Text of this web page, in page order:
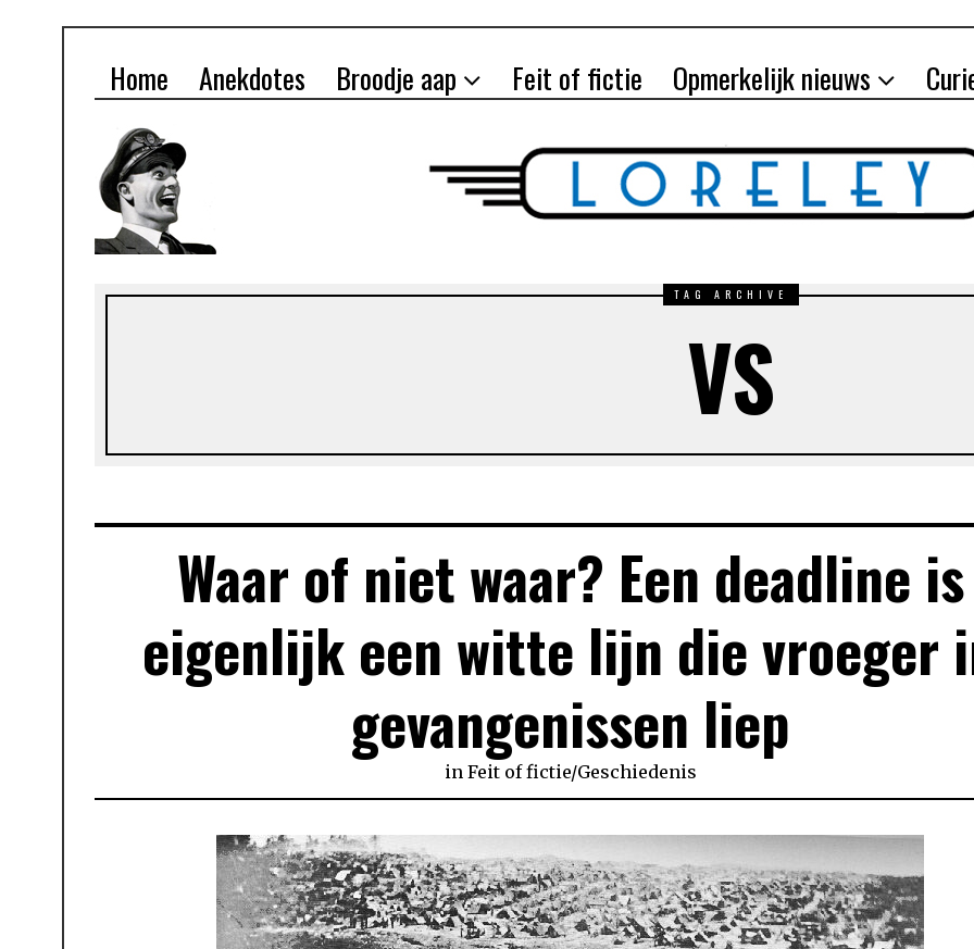
Home Anekdotes Broodje aap Feit of fictie Opmerkelijk nieuws
TAG ARCHIVE
VS
Waar of niet waar? Een deadline is
eigenlijk een witte lijn die vroeger
gevangenissen liep
in Feit of fictie/Geschiedenis